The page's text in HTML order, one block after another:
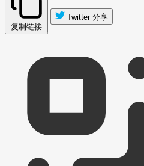
复制链接
Twitter 分享